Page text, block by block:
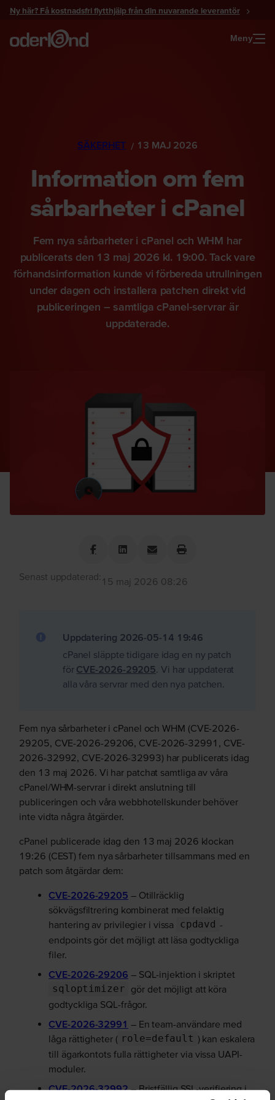
Gå
innehåll
Ny här? Få kostnadsfri flytthjälp från din nuvarande leverantör
Meny
SÄKERHET 13 MAJ 2026
Information om fem
sårbarheter i cPanel
Fem nya sårbarheter i cPanel och WHM har
publicerats den 13 maj 2026 kl. 19:00. Tack vare
förhandsinformation kunde vi förbereda utrullningen
under dagen och installera patchen direkt vid
publiceringen – samtliga cPanel-servrar är
uppdaterade.
Senast uppdaterad: 15 maj 2026 08:26
Uppdatering 2026-05-14 19:46
cPanel släppte tidigare idag en ny patch
för CVE-2026-29205. Vi har uppdaterat
alla våra servrar med den nya patchen.
Fem nya sårbarheter i cPanel och WHM (CVE-2026-
29205, CVE-2026-29206, CVE-2026-32991, CVE-
2026-32992, CVE-2026-32993) har publicerats idag
den 13 maj 2026. Vi har patchat samtliga av våra
cPanel/WHM-servrar i direkt anslutning till
publiceringen och våra webbhotellskunder behöver
inte vidta några åtgärder.
cPanel publicerade idag den 13 maj 2026 klockan
19:26 (CEST) fem nya sårbarheter tillsammans med en
patch som åtgärdar dem:
CVE-2026-29205 – Otillräcklig
sökvägsfiltrering kombinerat med felaktig
hantering av privilegier i vissa
cpdavd -
endpoints gör det möjligt att läsa godtyckliga
filer.
CVE-2026-29206 – SQL-injektion i skriptet
sqloptimizer
gör det möjligt att köra
godtyckliga SQL-frågor.
CVE-2026-32991 – En team-användare med
låga rättigheter ( role=default ) kan eskalera
till ägarkontots fulla rättigheter via vissa UAPI-
moduler.
CVE-2026-32992– Bristfällig SSL-verifiering i